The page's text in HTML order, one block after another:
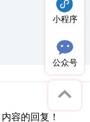
内容的回复！
小程序
公众号